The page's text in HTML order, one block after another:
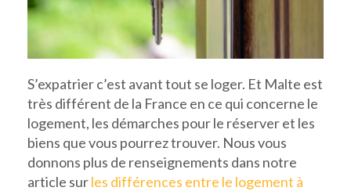
S’expatrier c’est avant tout se loger. Et Malte est
très différent de la France en ce qui concerne le
logement, les démarches pour le réserver et les
biens que vous pourrez trouver. Nous vous
donnons plus de renseignements dans notre
article surles différences entre le logement à